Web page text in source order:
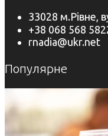
33028 м.Рівне,
+38 068 568
rnadia@ukr.net
Популярне